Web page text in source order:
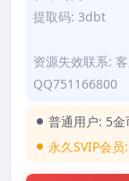
提取码: 3dbt
资源失效联系:
QQ751166800
普通用户: 5金
永久SVIP会员: